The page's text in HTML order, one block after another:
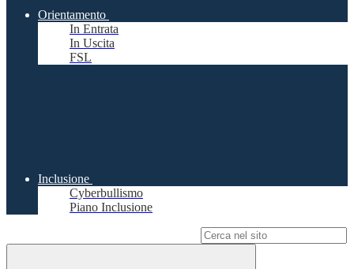
Orientamento
In Entrata
In Uscita
FSL
Inclusione
Cyberbullismo
Piano Inclusione